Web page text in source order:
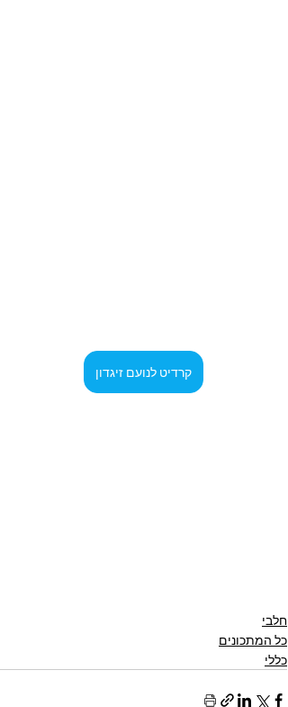
קרדיט לנועם זיגדון
חלבי
כל המתכונים
כללי